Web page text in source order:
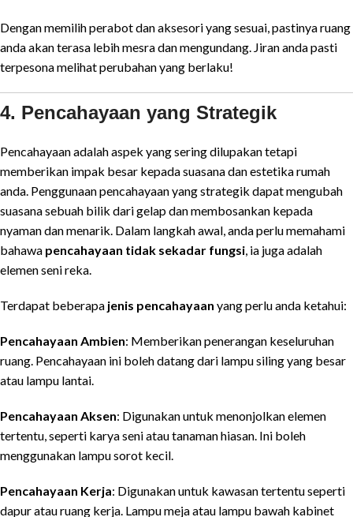
Dengan memilih perabot dan aksesori yang sesuai, pastinya ruang
anda akan terasa lebih mesra dan mengundang. Jiran anda pasti
terpesona melihat perubahan yang berlaku!
4. Pencahayaan yang Strategik
Pencahayaan adalah aspek yang sering dilupakan tetapi
memberikan impak besar kepada suasana dan estetika rumah
anda. Penggunaan pencahayaan yang strategik dapat mengubah
suasana sebuah bilik dari gelap dan membosankan kepada
nyaman dan menarik. Dalam langkah awal, anda perlu memahami
bahawa pencahayaan tidak sekadar fungsi , ia juga adalah
elemen seni reka.
Terdapat beberapa jenis pencahayaan yang perlu anda ketahui:
Pencahayaan Ambien: Memberikan penerangan keseluruhan
ruang. Pencahayaan ini boleh datang dari lampu siling yang besar
atau lampu lantai.
Pencahayaan Aksen: Digunakan untuk menonjolkan elemen
tertentu, seperti karya seni atau tanaman hiasan. Ini boleh
menggunakan lampu sorot kecil.
Pencahayaan Kerja: Digunakan untuk kawasan tertentu seperti
dapur atau ruang kerja. Lampu meja atau lampu bawah kabinet